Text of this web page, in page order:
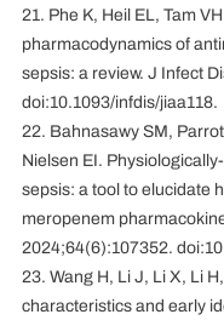
21. Phe K, Heil EL, Tam
pharmacodynamics of
sepsis: a review. J Infect
doi:10.1093/infdis/jiaa118.
22. Bahnasawy SM,
Nielsen EI.
sepsis: a tool to elucidate
meropenem
2024;64(6):107352.
23. Wang H, Li J, Li X, Li
characteristics and early